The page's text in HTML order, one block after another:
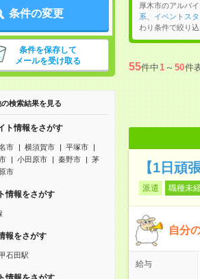
条件の変更
条件を保存して
メールを受け取る
の検索結果を見る
ト情報をさがす
市 横須賀市
平塚市
小田原市 秦野市
茅
市
情報をさがす
報をさがす
石田駅
厚木市のアルバ
系
イベントス
わり条件で絞り込
55件中1～50件
【1日頑
派遣 職種未
自分
給与